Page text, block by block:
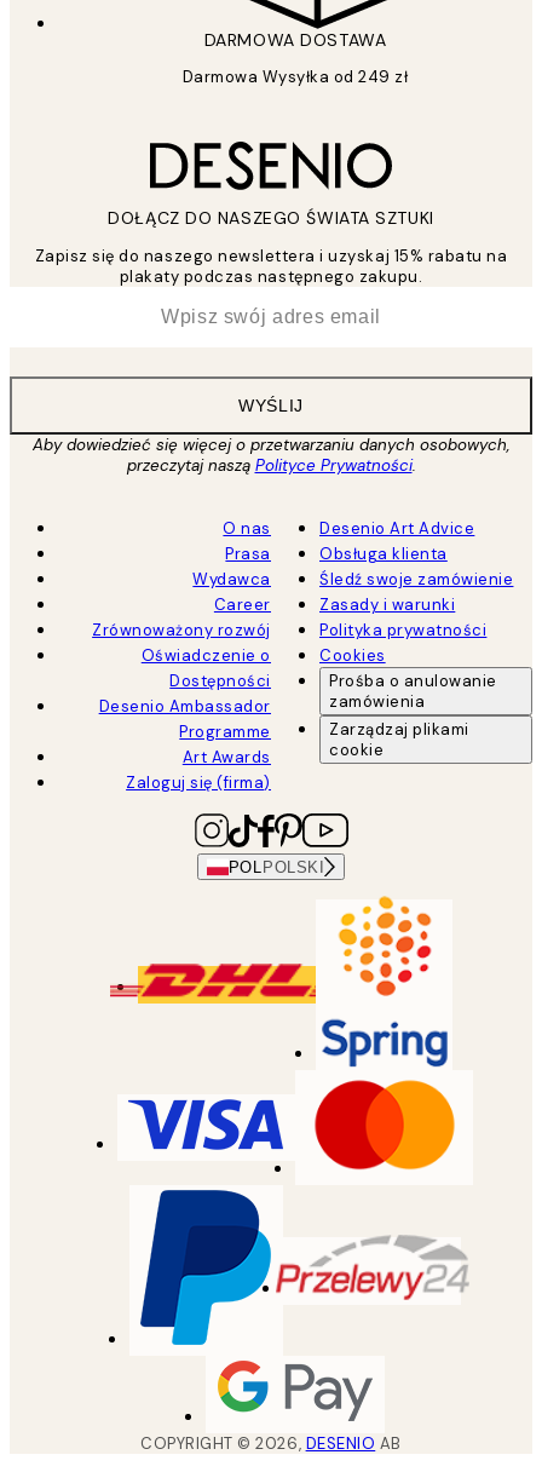
DARMOWA DOSTAWA
Darmowa Wysyłka od 249 zł
DOŁĄCZ DO NASZEGO ŚWIATA SZTUKI
Zapisz się do naszego newslettera i uzyskaj 15% rabatu na
plakaty podczas następnego zakupu.
WYŚLIJ
Aby dowiedzieć się więcej o przetwarzaniu danych osobowych,
przeczytaj naszą Polityce Prywatności.
O nas
Prasa
Wydawca
Career
Zrównoważony rozwój
Oświadczenie o
Dostępności
Desenio Ambassador
Programme
Art Awards
Zaloguj się (firma)
Desenio Art Advice
Obsługa klienta
Śledź swoje zamówienie
Zasady i warunki
Polityka prywatności
Cookies
Prośba o anulowanie
zamówienia
Zarządzaj plikami
cookie
POL POLSKI
COPYRIGHT ©2026, DESENIO AB